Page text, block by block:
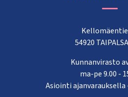
54920
Kunnanvirasto
ma-pe 9.00 -
Asiointi ajanvarauksella